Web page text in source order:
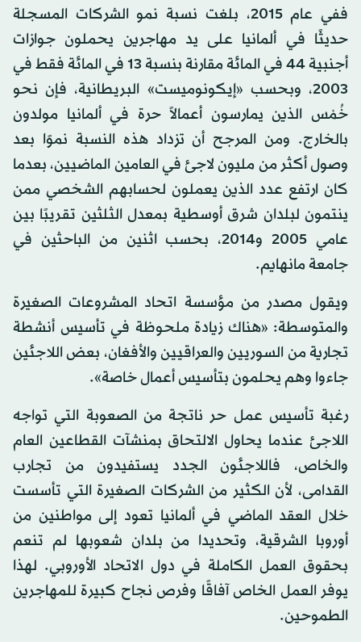
ففي عام 2015، بلغت نسبة نمو الشركات المسجلة
حديثًا في ألمانيا على يد مهاجرين يحملون جوازات
أجنبية 44 في المائة مقارنة بنسبة 13 في المائة فقط في
2003، وبحسب «إيكونوميست» البريطانية، فإن نحو
خُمْس الذين يمارسون أعمالاً حرة في ألمانيا مولدون
بالخارج. ومن المرجح أن تزداد هذه النسبة نموًا بعد
وصول أكثر من مليون لاجئ في العامين الماضيين، بعدما
كان ارتفع عدد الذين يعملون لحسابهم الشخصي ممن
ينتمون لبلدان شرق أوسطية بمعدل الثلثين تقريبًا بين
عامي 2005 و2014، بحسب اثنين من الباحثين في
جامعة مانهايم.
ويقول مصدر من مؤسسة اتحاد المشروعات الصغيرة
والمتوسطة: «هناك زيادة ملحوظة في تأسيس أنشطة
تجارية من السوريين والعراقيين والأفغان، بعض اللاجئين
جاءوا وهم يحلمون بتأسيس أعمال خاصة».
رغبة تأسيس عمل حر ناتجة من الصعوبة التي تواجه
اللاجئ عندما يحاول الالتحاق بمنشآت القطاعين العام
والخاص، فاللاجئون الجدد يستفيدون من تجارب
القدامى، لأن الكثير من الشركات الصغيرة التي تأسست
خلال العقد الماضي في ألمانيا تعود إلى مواطنين من
أوروبا الشرقية، وتحديدا من بلدان شعوبها لم تنعم
بحقوق العمل الكاملة في دول الاتحاد الأوروبي. لهذا
يوفر العمل الخاص آفاقًا وفرص نجاح كبيرة للمهاجرين
الطموحين.